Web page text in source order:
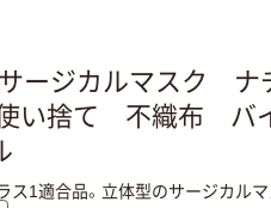
ージカルマスク ナ
使い捨て 不織布 バ
1適合品。立体型のサージカルマ